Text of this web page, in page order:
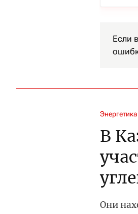
Если
В
Они